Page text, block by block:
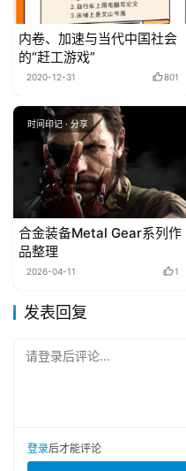
内卷、加速与当代中国社会
的“赶工游戏”
2020-12-31 801
时间印记 · 分享
合金装备Metal Gear系列作
品整理
2026-04-11 1
发表回复
请登录后评论...
登录后才能评论